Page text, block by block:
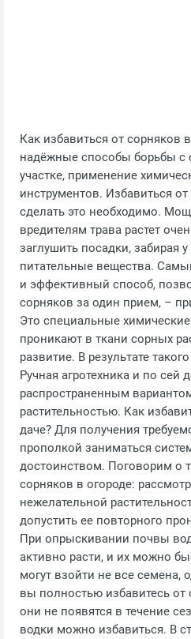
Как избавиться от сорняков
надёжные способы борьбы с
участке, применение
инструментов. Избавиться
сделать это необходимо.
вредителям трава растет
заглушить посадки, забирая
питательные вещества.
и эффективный способ,
сорняков за один прием, –
Это специальные
проникают в ткани сорных
развитие. В результате
Ручная агротехника и по сей
распространенным
растительностью. Как
даче? Для получения
прополкой заниматься
достоинством. Поговорим о
сорняков в огороде:
нежелательной
допустить ее повторного
При опрыскивании почвы
активно расти, и их можно
могут взойти не все семена,
вы полностью избавитесь от
они не появятся в течение
водки можно избавиться. В